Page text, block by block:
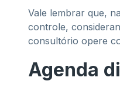
Vale lembrar que,
controle,
consultório opere
Agenda